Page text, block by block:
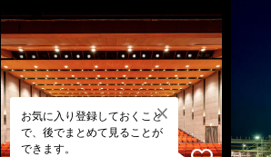
お気に入り登録しておくこと
で、後でまとめて見ることが
できます。